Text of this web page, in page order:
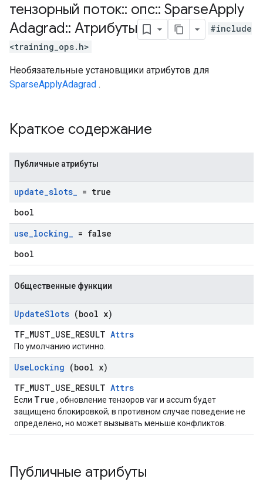
тензорный поток:: опс:: SparseApply
Adagrad:: Атрибуты
#include
<training_ops.h>
Необязательные установщики атрибутов для
SparseApplyAdagrad .
Краткое содержание
Публичные атрибуты
update_slots_ = true
bool
use_locking_ = false
bool
Общественные функции
UpdateSlots (bool x)
TF_MUST_USE_RESULT Attrs
По умолчанию истинно.
UseLocking (bool x)
TF_MUST_USE_RESULT Attrs
Если True , обновление тензоров var и accum будет
защищено блокировкой; в противном случае поведение не
определено, но может вызывать меньше конфликтов.
Публичные атрибуты